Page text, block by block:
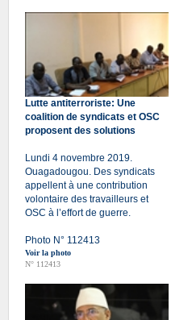
Lutte antiterroriste: Une
coalition de syndicats et OSC
proposent des solutions
Lundi 4 novembre 2019.
Ouagadougou. Des syndicats
appellent à une contribution
volontaire des travailleurs et
OSC à l’effort de guerre.
Photo N° 112413
Voir la photo
N° 112413